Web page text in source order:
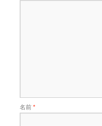
名前*